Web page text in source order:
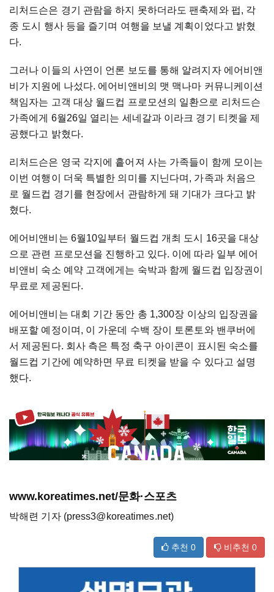
리처드슨은 경기 관람을 하지 못하더라도 팬축제와 펍, 각
종 도시 행사 등을 즐기며 여행을 보낼 계획이었다고 밝혔
다.
그러나 이들의 사연이 언론 보도를 통해 알려지자 에어비앤
비가 지원에 나섰다. 에어비앤비의 맷 맥나마 커뮤니케이션
책임자는 고객 대상 월드컵 프로모션의 일환으로 리처드슨
가족에게 6월26일 열리는 세네갈과 이라크 경기 티켓을 제
공했다고 밝혔다.
리처드슨은 영국 각지에 흩어져 사는 가족들이 함께 모이는
이번 여행이 더욱 특별한 의미를 지닌다며, 가족과 처음으
로 월드컵 경기를 현장에서 관람하게 돼 기대가 크다고 밝
혔다.
에어비앤비는 6월10일부터 월드컵 개최 도시 16곳을 대상
으로 관련 프로모션을 진행하고 있다. 이에 따라 일부 에어
비앤비 숙소 예약 고객에게는 숙박과 함께 월드컵 입장권이
무료로 제공된다.
에어비앤비는 대회 기간 동안 총 1,300장 이상의 입장권을
배포할 예정이며, 이 가운데 수백 장이 토론토와 밴쿠버에
서 제공된다. 회사 측은 특정 축구 아이콘이 표시된 숙소를
월드컵 기간에 예약하면 무료 티켓을 받을 수 있다고 설명
했다.
www.koreatimes.net/문화·스포츠
박해련 기자 (press3@koreatimes.net)
추천 0 비추천 0